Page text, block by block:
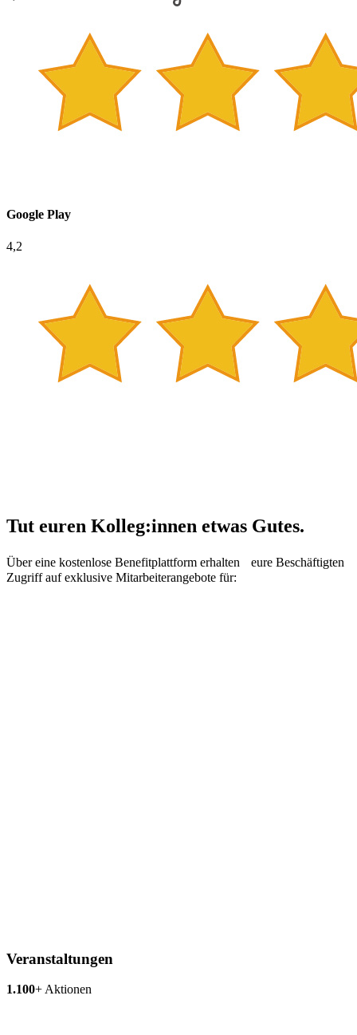
Google Play
4,2
Tut euren Kolleg:innen etwas Gutes.
Über eine kostenlose Benefitplattform erhalten eure Beschäftigten
Zugriff auf exklusive Mitarbeiterangebote für:
Veranstaltungen
1.100+ Aktionen